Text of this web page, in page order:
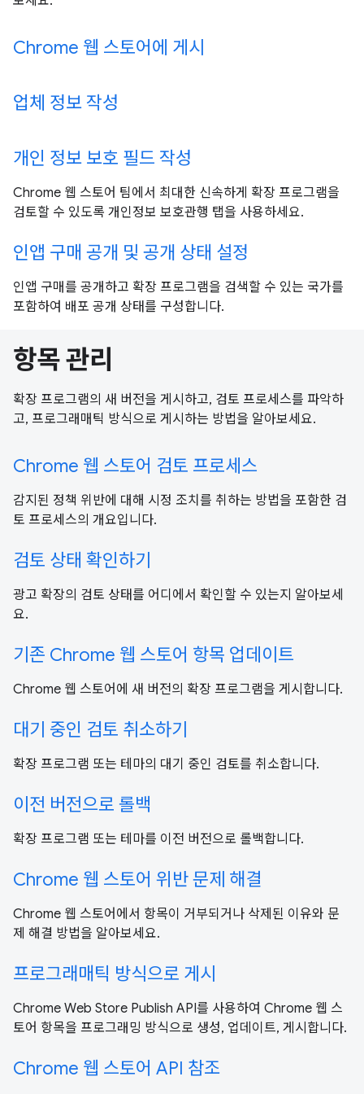
Chrome 웹 스토어에 게시
업체 정보 작성
개인 정보 보호 필드 작성
Chrome 웹 스토어 팀에서 최대한 신속하게 확장 프로그램을
검토할 수 있도록 개인정보 보호관행 탭을 사용하세요.
인앱 구매 공개 및 공개 상태 설정
인앱 구매를 공개하고 확장 프로그램을 검색할 수 있는 국가를
포함하여 배포 공개 상태를 구성합니다.
항목 관리
확장 프로그램의 새 버전을 게시하고, 검토 프로세스를 파악하
고, 프로그래매틱 방식으로 게시하는 방법을 알아보세요.
Chrome 웹 스토어 검토 프로세스
감지된 정책 위반에 대해 시정 조치를 취하는 방법을 포함한 검
토 프로세스의 개요입니다.
검토 상태 확인하기
광고 확장의 검토 상태를 어디에서 확인할 수 있는지 알아보세
요.
기존 Chrome 웹 스토어 항목 업데이트
Chrome 웹 스토어에 새 버전의 확장 프로그램을 게시합니다.
대기 중인 검토 취소하기
확장 프로그램 또는 테마의 대기 중인 검토를 취소합니다.
이전 버전으로 롤백
확장 프로그램 또는 테마를 이전 버전으로 롤백합니다.
Chrome 웹 스토어 위반 문제 해결
Chrome 웹 스토어에서 항목이 거부되거나 삭제된 이유와 문
제 해결 방법을 알아보세요.
프로그래매틱 방식으로 게시
Chrome Web Store Publish API를 사용하여 Chrome 웹 스
토어 항목을 프로그래밍 방식으로 생성, 업데이트, 게시합니다.
Chrome 웹 스토어 API 참조